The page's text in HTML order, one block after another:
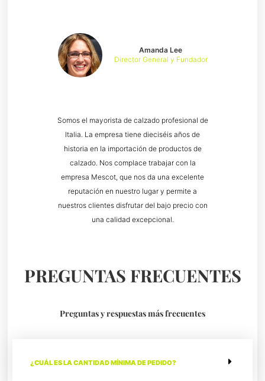
Somos el mayorista de calzado profesional de
Italia. La empresa tiene dieciséis años de
historia en la importación de productos de
calzado. Nos complace trabajar con la
empresa Mescot, que nos da una excelente
reputación en nuestro lugar y permite a
nuestros clientes disfrutar del bajo precio con
una calidad excepcional.
Amanda Lee
Director General y Fundador
PREGUNTAS FRECUENTES
Preguntas y respuestas más frecuentes
¿CUÁL ES LA CANTIDAD MÍNIMA DE PEDIDO?